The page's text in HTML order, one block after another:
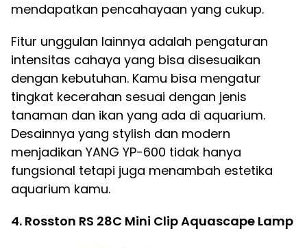
mendapatkan pencahayaan yang cukup.
Fitur unggulan lainnya adalah pengaturan
intensitas cahaya yang bisa disesuaikan
dengan kebutuhan. Kamu bisa mengatur
tingkat kecerahan sesuai dengan jenis
tanaman dan ikan yang ada di aquarium.
Desainnya yang stylish dan modern
menjadikan YANG YP-600 tidak hanya
fungsional tetapi juga menambah estetika
aquarium kamu.
4. Rosston RS 28C Mini Clip Aquascape Lamp